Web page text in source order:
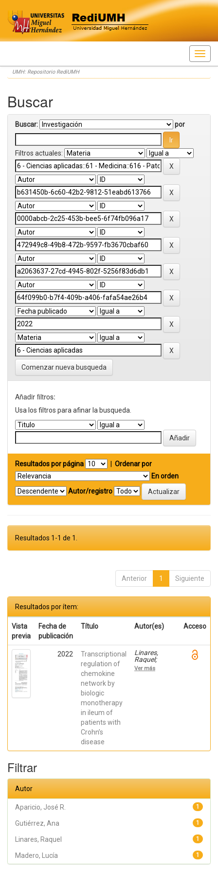
Skip
navigation
UMH: Repositorio RediUMH
Buscar
Buscar: por
Filtros actuales:
Comenzar nueva busqueda
Añadir filtros:
Usa los filtros para afinar la busqueda.
Resultados por página
Ordenar por
En orden
Autor/registro
Resultados 1-1 de 1.
Anterior 1 Siguiente
Resultados por ítem:
Vista
previa
Fecha de
publicación
Título Autor(es) Acceso
2022
Transcriptional
regulation of
chemokine
network by
biologic
monotherapy
in ileum of
patients with
Crohn’s
disease
Linares,
Raquel;
Gutiérrez,
Ana;
Ver más
Filtrar
Autor
1
Aparicio, José R.
1
Gutiérrez, Ana
1
Linares, Raquel
1
Madero, Lucía